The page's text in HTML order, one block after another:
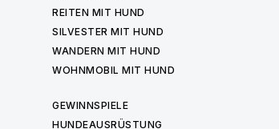
REITEN MIT HUND
SILVESTER MIT HUND
WANDERN MIT HUND
WOHNMOBIL MIT HUND
GEWINNSPIELE
HUNDEAUSRÜSTUNG